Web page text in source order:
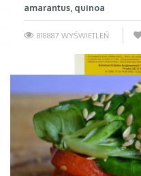
amarantus, quinoa
818887 WYŚWIETLEŃ